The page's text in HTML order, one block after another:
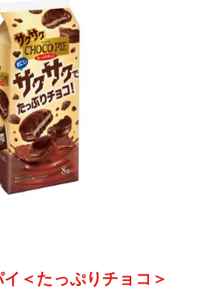
＜たっぷりチョコ＞